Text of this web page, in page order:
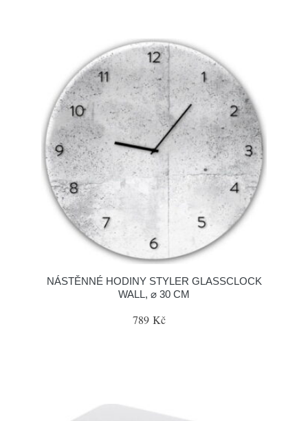
NÁSTĚNNÉ HODINY STYLER GLASSCLOCK
WALL, ⌀ 30 CM
789 Kč